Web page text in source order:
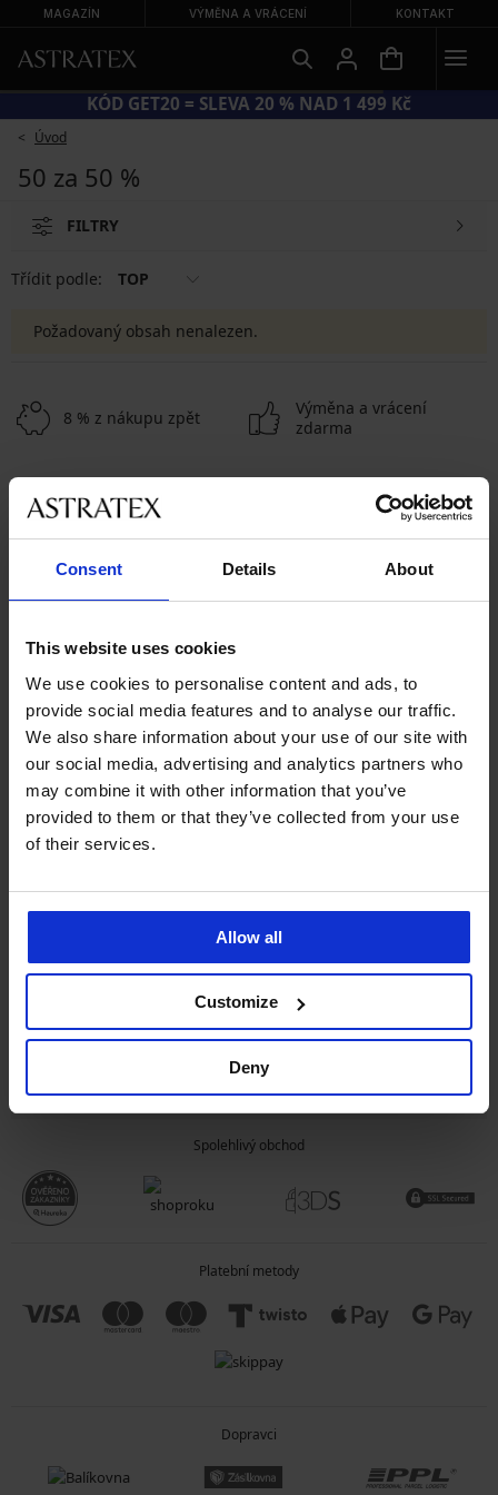
Consent Details About
This website uses cookies
We use cookies to personalise content and ads, to
provide social media features and to analyse our traffic.
We also share information about your use of our site with
our social media, advertising and analytics partners who
may combine it with other information that you’ve
provided to them or that they’ve collected from your use
of their services.
Allow all
Customize
Deny
MAGAZÍN VÝMĚNA A VRÁCENÍ KONTAKT
KÓD GET20 = SLEVA 20 % NAD 1 499 Kč
Úvod
50 za 50 %
FILTRY
Třídit podle: TOP
Požadovaný obsah nenalezen.
8 % z nákupu zpět
Výměna a vrácení
zdarma
Výhodné poštovné
491 204 304
info@astratex.cz
Newsletter
Nenechte si ujít žádnou slevu.
SLUŽBY ZÁKAZNÍKŮM
OBECNÉ INFORMACE
O SPOLEČNOSTI
Spolehlivý obchod
Platební metody
Dopravci